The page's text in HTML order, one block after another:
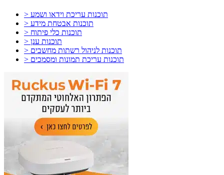
> תוכנות עריכת וידאו ושמע
> תוכנות אבטחת מידע
> תוכנות כלי פיתוח
> תוכנות ענן
> תוכנות לניהול רשתות מחשבים
> תוכנות עריכת תמונות ומסמכים